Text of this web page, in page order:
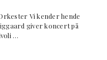
Vi kender hende
giver koncert på
…